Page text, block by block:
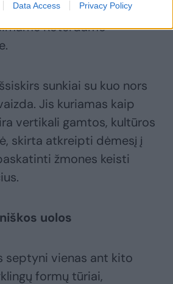
Data Access Privacy Policy
iškilti pietiniame Maso
Roterdamo
sunkiai su kuo nors
Jis kuriamas kaip
vertikali gamtos, kultūros
skirta atkreipti dėmesį į
žmones keisti
uolos
septyni vienas ant kito
formų tūriai,